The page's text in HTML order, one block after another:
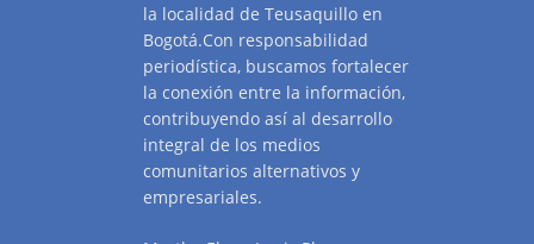
la localidad de Teusaquillo en
Bogotá.Con responsabilidad
periodística, buscamos fortalecer
la conexión entre la información,
contribuyendo así al desarrollo
integral de los medios
comunitarios alternativos y
empresariales.